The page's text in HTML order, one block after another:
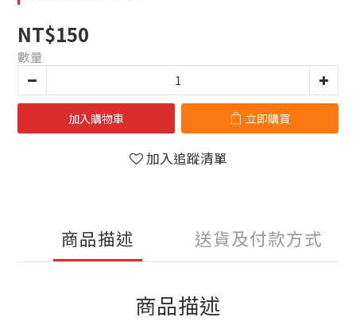
NT$150
數量
加入購物車 立即購買
加入追蹤清單
商品描述 送貨及付款方式
商品描述